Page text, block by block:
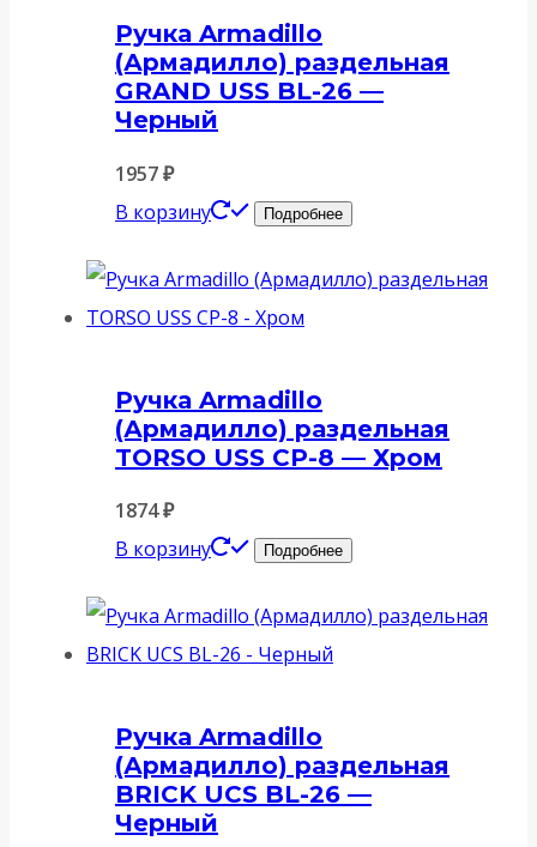
Ручка Armadillo
(Армадилло) раздельная
GRAND USS BL-26 —
Черный
1957₽
В корзину
Подробнее
Ручка Armadillo
(Армадилло) раздельная
TORSO USS CP-8 — Хром
1874₽
В корзину
Подробнее
Ручка Armadillo
(Армадилло) раздельная
BRICK UCS BL-26 —
Черный